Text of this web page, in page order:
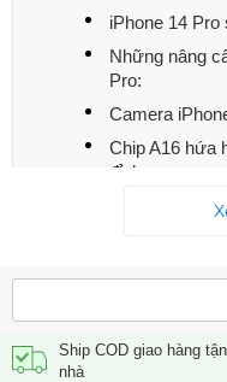
iPhone 14 Pro
Những nâng
Pro:
Camera
Chip A16 hứa
đỉnh cao
Phiên bản
Ship COD giao hàng tận
nhà